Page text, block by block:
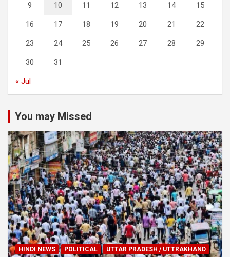
9 10 11 12 13 14 15
16 17 18 19 20 21 22
23 24 25 26 27 28 29
30 31
« Jul
You may Missed
HINDI NEWS POLITICAL UTTAR PRADESH / UTTRAKHAND